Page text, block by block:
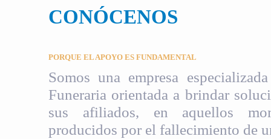
CONÓCENOS
PORQUE EL APOYO ES FUNDAMENTAL
Somos una empresa
Funeraria orientada a brindar
sus afiliados, en aquellos
producidos por el fallecimiento de